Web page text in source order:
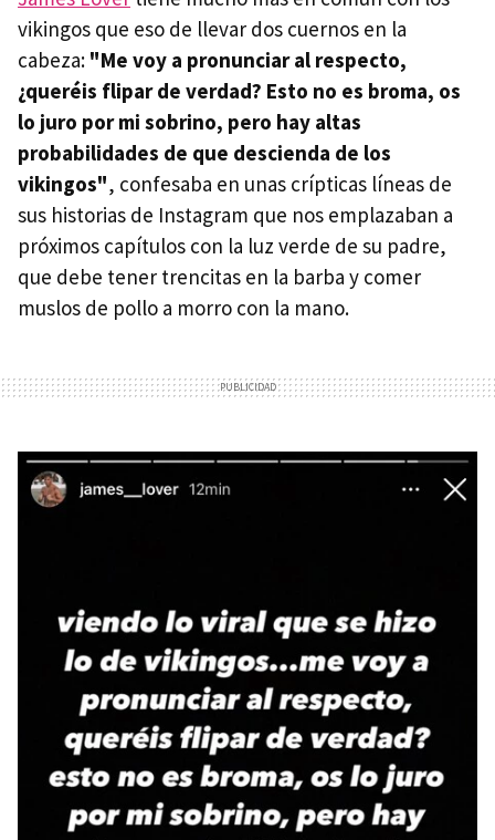
vikingos que eso de llevar dos cuernos en la
cabeza: "Me voy a pronunciar al respecto,
¿queréis flipar de verdad? Esto no es broma, os
lo juro por mi sobrino, pero hay altas
probabilidades de que descienda de los
vikingos", confesaba en unas crípticas líneas de
sus historias de Instagram que nos emplazaban a
próximos capítulos con la luz verde de su padre,
que debe tener trencitas en la barba y comer
muslos de pollo a morro con la mano.